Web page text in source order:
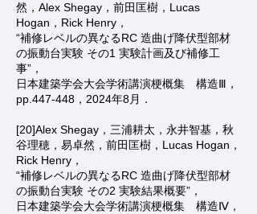
然，Alex Shegay，前田匡樹，Lucas
Hogan，Rick Henry，
“補修レベルの異なるRC 造曲げ降伏型部材
の振動台実験 その1 実験計画及び補修工
事”，
日本建築学会大会学術講演梗概集 構造Ⅲ，
pp.447-448，2024年8月．
[20]Alex Shegay，三浦耕太，永井智基，秋
谷理穂，易卓然，前田匡樹，Lucas Hogan，
Rick Henry，
“補修レベルの異なるRC 造曲げ降伏型部材
の振動台実験 その2 実験結果概要”，
日本建築学会大会学術講演梗概集 構造Ⅳ，